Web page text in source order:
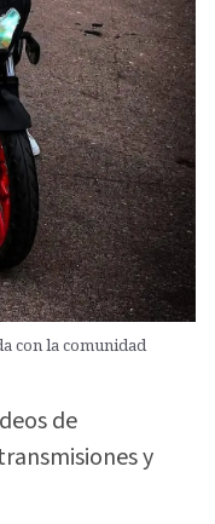
con la comunidad
de
y